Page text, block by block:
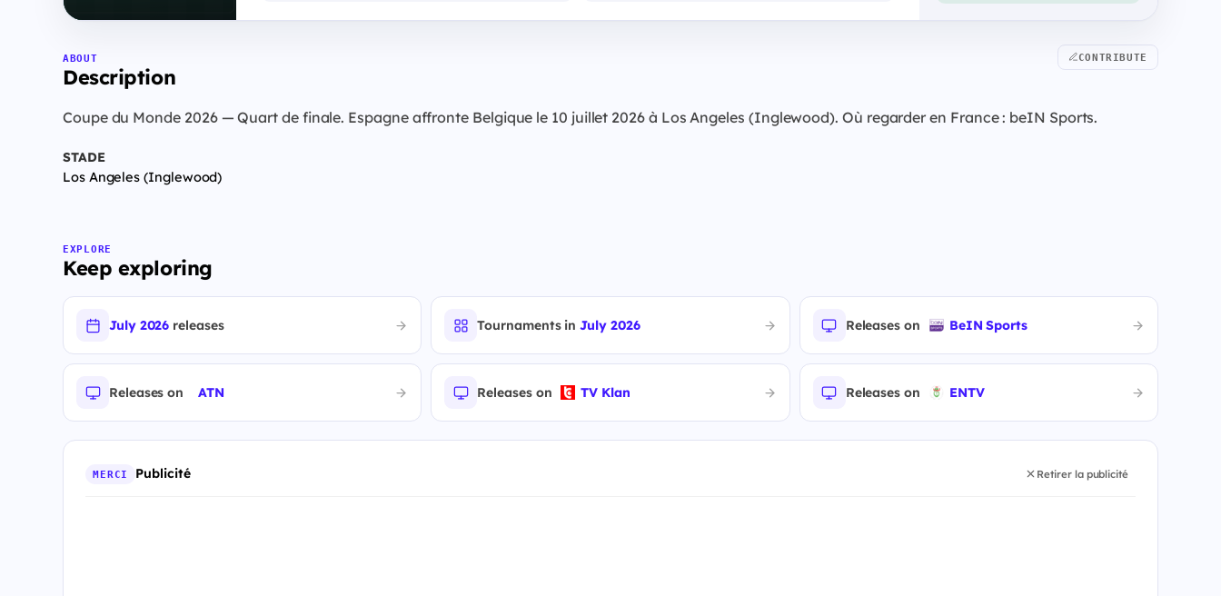
ABOUT
Description
CONTRIBUTE
Coupe du Monde 2026 — Quart de finale. Espagne affronte Belgique le 10 juillet 2026 à Los Angeles (Inglewood). Où regarder en France : beIN Sports.
STADE
Los Angeles (Inglewood)
EXPLORE
Keep exploring
July 2026 releases Tournaments inJuly 2026 Releases on BeIN Sports
Releases on ATN Releases on TV Klan Releases on ENTV
MERCI Publicité Retirer la publicité